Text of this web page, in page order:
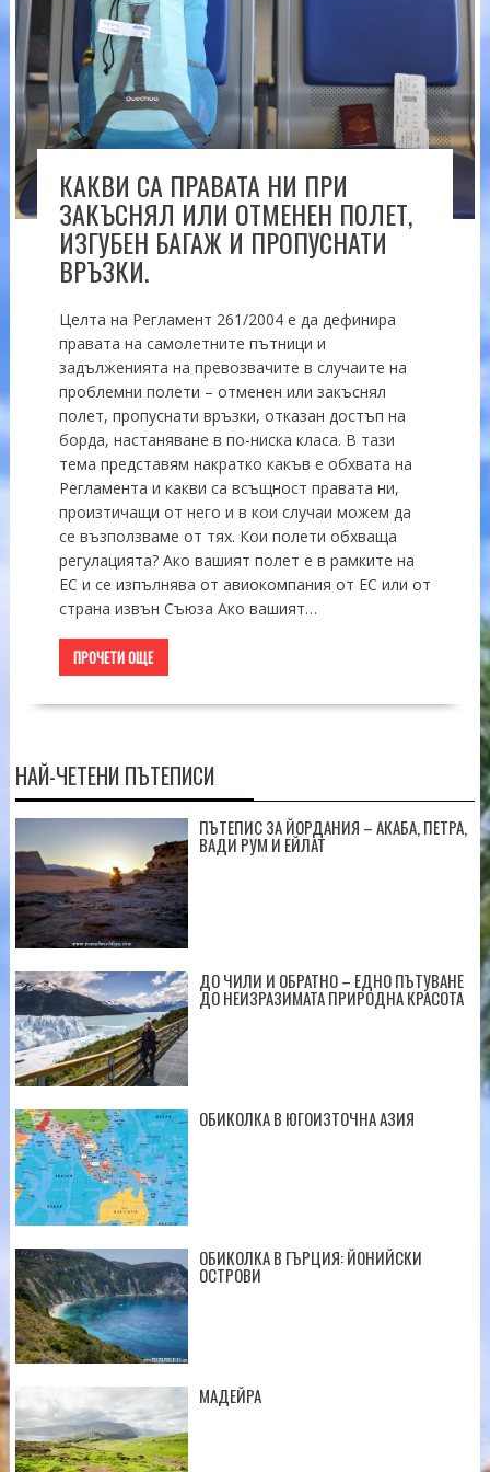
КАКВИ СА ПРАВАТА НИ ПРИ
ЗАКЪСНЯЛ ИЛИ ОТМЕНЕН ПОЛЕТ,
ИЗГУБЕН БАГАЖ И ПРОПУСНАТИ
ВРЪЗКИ.
Целта на Регламент 261/2004 е да дефинира
правата на самолетните пътници и
задълженията на превозвачите в случаите на
проблемни полети – отменен или закъснял
полет, пропуснати връзки, отказан достъп на
борда, настаняване в по-ниска класа. В тази
тема представям накратко какъв е обхвата на
Регламента и какви са всъщност правата ни,
произтичащи от него и в кои случаи можем да
се възползваме от тях. Кои полети обхваща
регулацията? Ако вашият полет е в рамките на
ЕС и се изпълнява от авиокомпания от ЕС или от
страна извън Съюза Ако вашият…
ПРОЧЕТИ ОЩЕ
НАЙ-ЧЕТЕНИ ПЪТЕПИСИ
ПЪТЕПИС ЗА ЙОРДАНИЯ – АКАБА, ПЕТРА,
ВАДИ РУМ И ЕЙЛАТ
ДО ЧИЛИ И ОБРАТНО – ЕДНО ПЪТУВАНЕ
ДО НЕИЗРАЗИМАТА ПРИРОДНА КРАСОТА
ОБИКОЛКА В ЮГОИЗТОЧНА АЗИЯ
ОБИКОЛКА В ГЪРЦИЯ: ЙОНИЙСКИ
ОСТРОВИ
МАДЕЙРА